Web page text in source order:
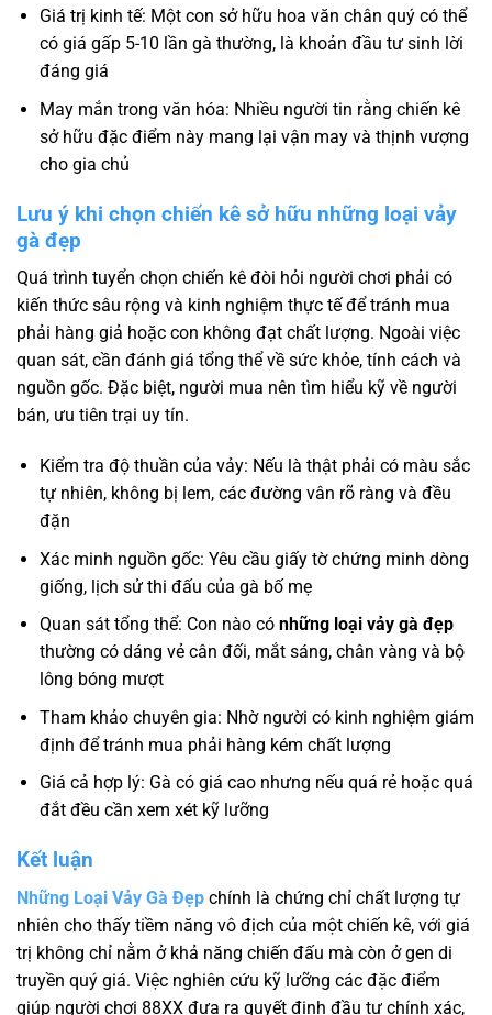
Giá trị kinh tế: Một con sở hữu hoa văn chân quý có thể
có giá gấp 5-10 lần gà thường, là khoản đầu tư sinh lời
đáng giá
May mắn trong văn hóa: Nhiều người tin rằng chiến kê
sở hữu đặc điểm này mang lại vận may và thịnh vượng
cho gia chủ
Lưu ý khi chọn chiến kê sở hữu những loại vảy
gà đẹp
Quá trình tuyển chọn chiến kê đòi hỏi người chơi phải có
kiến thức sâu rộng và kinh nghiệm thực tế để tránh mua
phải hàng giả hoặc con không đạt chất lượng. Ngoài việc
quan sát, cần đánh giá tổng thể về sức khỏe, tính cách và
nguồn gốc. Đặc biệt, người mua nên tìm hiểu kỹ về người
bán, ưu tiên trại uy tín.
Kiểm tra độ thuần của vảy: Nếu là thật phải có màu sắc
tự nhiên, không bị lem, các đường vân rõ ràng và đều
đặn
Xác minh nguồn gốc: Yêu cầu giấy tờ chứng minh dòng
giống, lịch sử thi đấu của gà bố mẹ
Quan sát tổng thể: Con nào có những loại vảy gà đẹp
thường có dáng vẻ cân đối, mắt sáng, chân vàng và bộ
lông bóng mượt
Tham khảo chuyên gia: Nhờ người có kinh nghiệm giám
định để tránh mua phải hàng kém chất lượng
Giá cả hợp lý: Gà có giá cao nhưng nếu quá rẻ hoặc quá
đắt đều cần xem xét kỹ lưỡng
Kết luận
Những Loại Vảy Gà Đẹp chính là chứng chỉ chất lượng tự
nhiên cho thấy tiềm năng vô địch của một chiến kê, với giá
trị không chỉ nằm ở khả năng chiến đấu mà còn ở gen di
truyền quý giá. Việc nghiên cứu kỹ lưỡng các đặc điểm
giúp người chơi 88XX đưa ra quyết định đầu tư chính xác,